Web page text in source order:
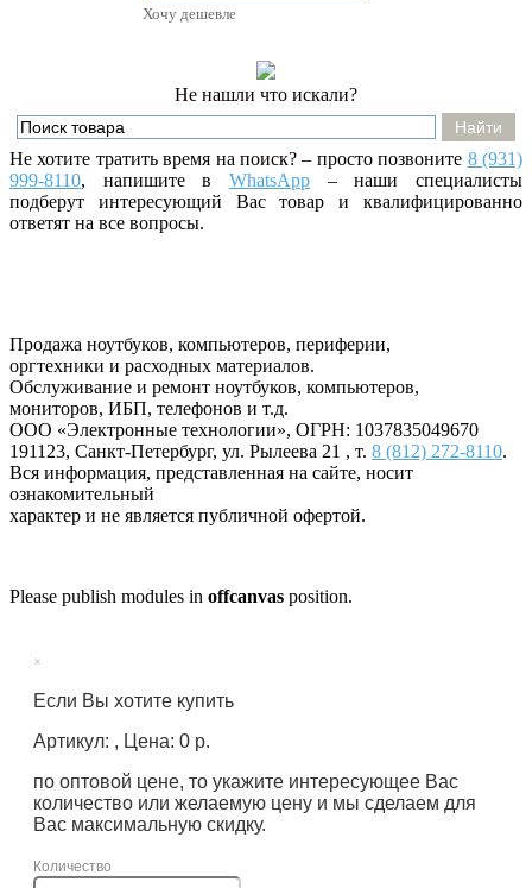
Хочу дешевле
Не нашли что искали?
Не хотите тратить время на поиск? – просто позвоните 8 (931)
999-8110, напишитевWhatsApp – наши специалисты
подберут интересующий Вас товар и квалифицированно
ответят на все вопросы.
Продажа ноутбуков, компьютеров, периферии,
оргтехники и расходных материалов.
Обслуживание и ремонт ноутбуков, компьютеров,
мониторов, ИБП, телефонов и т.д.
ООО «Электронные технологии», ОГРН: 1037835049670
191123, Санкт-Петербург, ул. Рылеева 21 , т. 8 (812) 272-8110.
Вся информация, представленная на сайте, носит
ознакомительный
характер и не является публичной офертой.
Please publish modules in offcanvas position.
×
Если Вы хотите купить
Артикул: , Цена: 0 р.
по оптовой цене, то укажите интересующее Вас
количество или желаемую цену и мы сделаем для
Вас максимальную скидку.
Количество